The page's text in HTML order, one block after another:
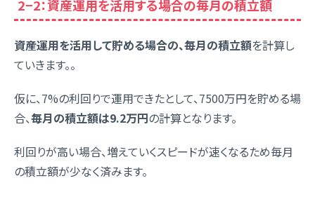
2−2：資産運用を活用する場合の毎月の積立額
資産運用を活用して貯める場合の、毎月の積立額を計算し
ていきます。。
仮に、7%の利回りで運用できたとして、7500万円を貯める場
合、毎月の積立額は9.2万円の計算となります。
利回りが高い場合、増えていくスピードが速くなるため毎月
の積立額が少なく済みます。